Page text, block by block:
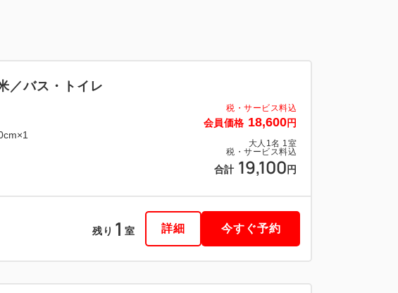
税・サービス料込
会員価格 18,600円
大人 1名 1室
税・サービス料込
合計 19,100 円
／バス・トイレ
残り 1 室 詳細 今すぐ予約